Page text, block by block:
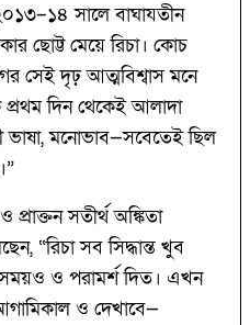
সালে বাঘাযতীন
ছোট্ট মেয়ে রিচা। কোচ
সেই দৃঢ় আত্মবিশ্বাস মনে
দিন থেকেই আলাদা
ভাষা, মনোভাব—সবেতেই ছিল
সতীর্থ অঙ্কিতা
“রিচা সব সিদ্ধান্ত খুব
সময়ও ও পরামর্শ দিত। এখন
ও দেখাবে—